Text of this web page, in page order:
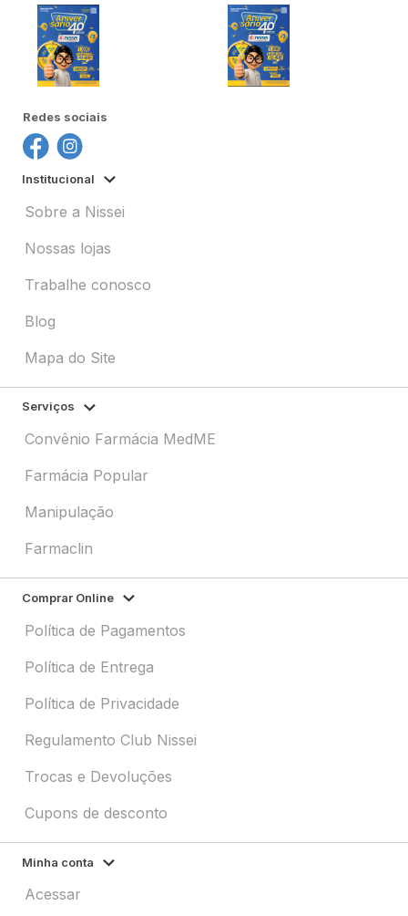
Redes sociais
Institucional
Sobre a Nissei
Nossas lojas
Trabalhe conosco
Blog
Mapa do Site
Serviços
Convênio Farmácia MedME
Farmácia Popular
Manipulação
Farmaclin
Comprar Online
Política de Pagamentos
Política de Entrega
Política de Privacidade
Regulamento Club Nissei
Trocas e Devoluções
Cupons de desconto
Minha conta
Acessar